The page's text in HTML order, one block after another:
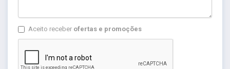
Aceito receber ofertas e promoções